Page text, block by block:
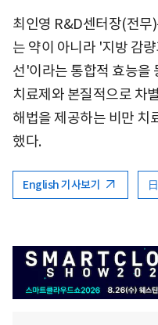
최인영 R&D센터장(전
는 약이 아니라 '지방 감
선'이라는 통합적 효능을
치료제와 본질적으로 차
해법을 제공하는 비만 치
했다.
English 기사보기